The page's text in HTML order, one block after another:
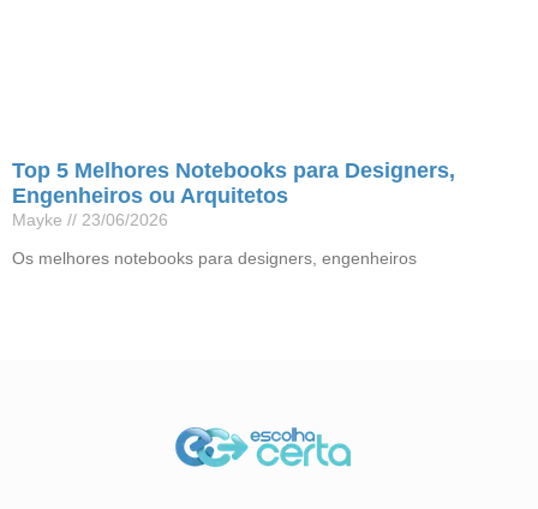
Top 5 Melhores Notebooks para Designers,
Engenheiros ou Arquitetos
Mayke
23/06/2026
Os melhores notebooks para designers, engenheiros